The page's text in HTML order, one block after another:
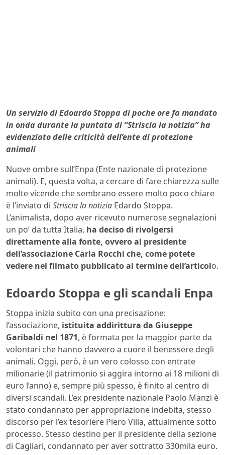
Un servizio di Edoardo Stoppa di poche ore fa mandato
in onda durante la puntata di “Striscia la notizia” ha
evidenziato delle criticità dell’ente di protezione
animali
Nuove ombre sull’Enpa (Ente nazionale di protezione
animali). E, questa volta, a cercare di fare chiarezza sulle
molte vicende che sembrano essere molto poco chiare
è l’inviato di Striscia la notizia Edardo Stoppa.
L’animalista, dopo aver ricevuto numerose segnalazioni
un po’ da tutta Italia, ha deciso di rivolgersi
direttamente alla fonte, ovvero al presidente
dell’associazione Carla Rocchi che, come potete
vedere nel filmato pubblicato al termine dell’articolo.
Edoardo Stoppa e gli scandali Enpa
Stoppa inizia subito con una precisazione:
l’associazione, istituita addirittura da Giuseppe
Garibaldi nel 1871, è formata per la maggior parte da
volontari che hanno davvero a cuore il benessere degli
animali. Oggi, però, è un vero colosso con entrate
milionarie (il patrimonio si aggira intorno ai 18 milioni di
euro l’anno) e, sempre più spesso, è finito al centro di
diversi scandali. L’ex presidente nazionale Paolo Manzi è
stato condannato per appropriazione indebita, stesso
discorso per l’ex tesoriere Piero Villa, attualmente sotto
processo. Stesso destino per il presidente della sezione
di Cagliari, condannato per aver sottratto 330mila euro.